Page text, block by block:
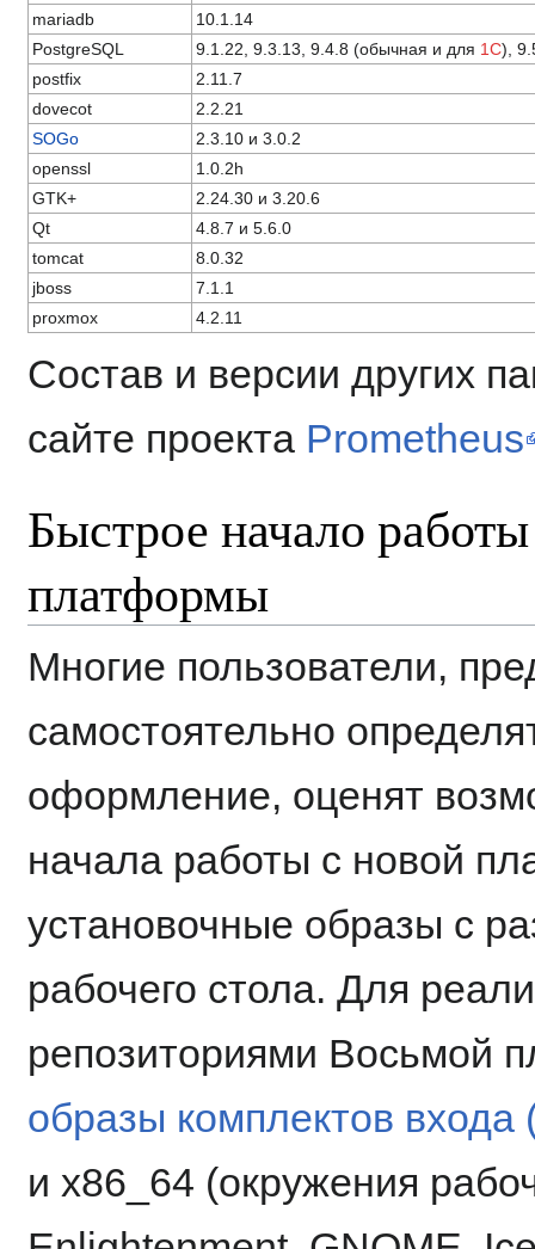
mariadb
10.1.14
PostgreSQL
9.1.22, 9.3.13, 9.4.8 (обычная и для 1C),
postfix
2.11.7
dovecot
2.2.21
SOGo
2.3.10 и 3.0.2
openssl
1.0.2h
GTK+
2.24.30 и 3.20.6
Qt
4.8.7 и 5.6.0
tomcat
8.0.32
jboss
7.1.1
proxmox
4.2.11
Состав и версии других
сайте проекта Prometheus
Быстрое начало
платформы
Многие пользователи,
самостоятельно
оформление, оценят
начала работы с новой
установочные образы с
рабочего стола. Для
репозиториями Восьмой
образы комплектов входа
и x86_64 (окружения